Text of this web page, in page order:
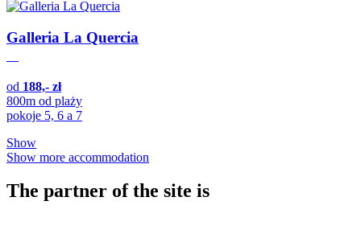
Galleria La Quercia
od 188,- zł
800m od plaży
pokoje 5, 6 a 7
Show
Show more accommodation
The partner of the site is